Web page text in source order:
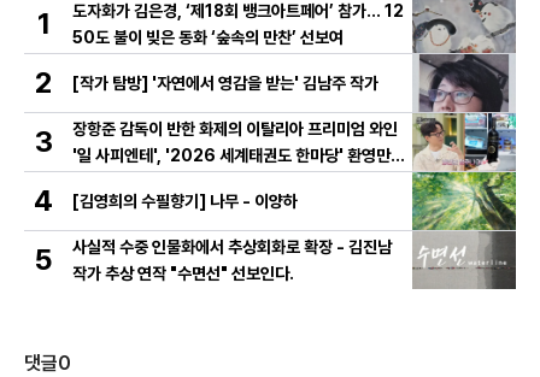
1
도자화가 김은경, ‘제18회 뱅크아트페어’ 참가… 12
50도 불이 빚은 동화 ‘숲속의 만찬’ 선보여
2 [작가 탐방] '자연에서 영감을 받는' 김남주 작가
3
장항준 감독이 반한 화제의 이탈리아 프리미엄 와인
'일 사피엔테', '2026 세계태권도 한마당' 환영만찬
4 [김영희의 수필향기] 나무 - 이양하
5
사실적 수중 인물화에서 추상회화로 확장 - 김진남
작가 추상 연작 "수면선" 선보인다.
댓글0